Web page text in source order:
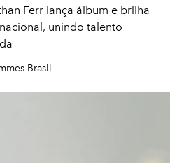
Ferr lança álbum e brilha
unindo talento
Brasil